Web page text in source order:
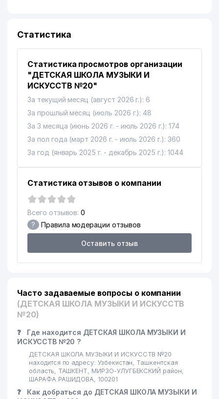
Статистика
Статистика просмотров организации
"ДЕТСКАЯ ШКОЛА МУЗЫКИ И
ИСКУССТВ №20"
За текущий месяц (август 2026 г.): 6
За прошлый месяц (июль 2026 г.): 48
За 3 месяца (июнь 2026 г. - июль 2026 г.): 174
За пол года (март 2026 г. - июль 2026 г.): 360
За год (январь 2025 г. - декабрь 2025 г.): 1044
Статистика отзывов о компании
Всего отзывов: 0
? Правила модерации отзывов
Оставить отзыв
Часто задаваемые вопросы о компании
(ДЕТСКАЯ ШКОЛА МУЗЫКИ И ИСКУССТВ
№20)
❓
Где находится ДЕТСКАЯ ШКОЛА МУЗЫКИ И
ИСКУССТВ №20 ?
ДЕТСКАЯ ШКОЛА МУЗЫКИ И ИСКУССТВ №20
находится по адресу: Узбекистан, Ташкентская
область, ТАШКЕНТ, МИРЗО-УЛУГБЕКСКИЙ район,
ШАРАФА РАШИДОВА, 100201
❓
Как добраться до ДЕТСКАЯ ШКОЛА МУЗЫКИ И